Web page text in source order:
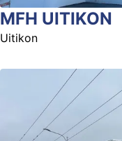
MFH UITIKON
Uitikon